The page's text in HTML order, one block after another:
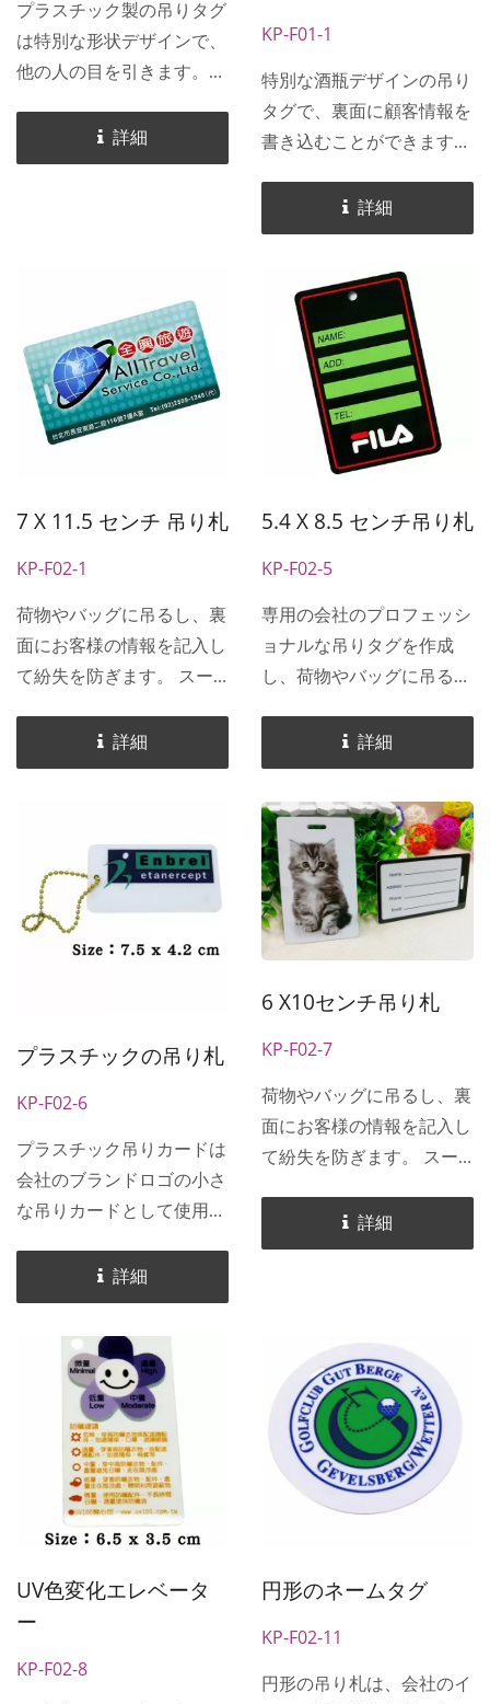
プラスチック製の吊りタグ
は特別な形状デザインで、
他の人の目を引きます。
は従来の四角い吊りタグと
は異なり、顧客のニーズに
込むことができ、企業の広
告としての贈り物に最適な
選択肢です。
詳細
KP-F01-1
特別な酒瓶デザインの吊り
タグで、裏面に顧客情報を
書き込むことができます。
は、従来の四角い吊りタグ
とは異なり、顧客のニーズ
カスタマイズできます。特
別に作られた酒瓶デザイン
は、裏面に個人情報を書き
込むことができ、バッグや
荷物に吊るすことで物の紛
失を防ぎ、企業の広告とし
ての贈り物に最適な選択肢
です。
詳細
7 X 11.5 センチ 吊り札
KP-F02-1
荷物やバッグに吊るし、裏
面にお客様の情報を記入し
て紛失を防ぎます。 スー
同じですが、自分の荷物を
一目で識別するにはどうす
が大きく、裏面には個人情
報を記入でき、荷物の紛失
を防ぐため、団体旅行の観
光客に非常に適しており、
詳細
5.4 X 8.5 センチ吊り札
KP-F02-5
専用の会社のプロフェッシ
ョナルな吊りタグを作成
し、荷物やバッグに吊るす
様の情報を記入して紛失を
防ぎます。 スーツケース
の種類は似たり寄ったりで
すが、自分の荷物を一目で
識別するにはどうすればよ
いでしょうか。裏面に個人
情報を書き込むことで、荷
物の紛失を防ぐことがで
常に適しています。また、
企業広告のノベルティとし
詳細
プラスチックの吊り札
KP-F02-6
プラスチック吊りカードは
会社のブランドロゴの小さ
な吊りカードとして使用で
ことができます。 プラス
チック吊りカードの裏面に
は個人情報を記入でき、バ
ッグやスーツケースの横に
吊るす小さな吊りカードに
適しており、バッグの紛失
を防ぎ、持ち主を見つける
ことができます。会社のイ
メージを印刷して広告とし
て使用できる便利で実用的
なギフトです。
詳細
6 X10センチ吊り札
KP-F02-7
荷物やバッグに吊るし、裏
面にお客様の情報を記入し
て紛失を防ぎます。 スー
ったりですが、自分の荷物
を一目で識別するにはどう
とができ、団体旅行の観光
客に非常に適しています。
また、企業広告のノベルテ
ィとしても最適な選択で
詳細
UV色変化エレベータ
ー
KP-F02-8
円形のネームタグ
KP-F02-11
円形の吊り札は、会社のイ